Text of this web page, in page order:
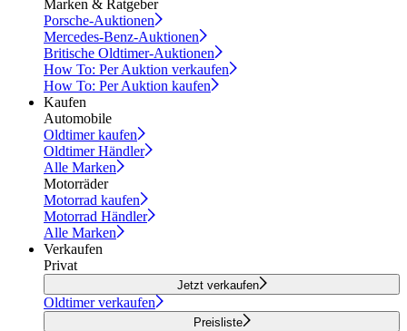
Marken & Ratgeber
Porsche-Auktionen
Mercedes-Benz-Auktionen
Britische Oldtimer-Auktionen
How To: Per Auktion verkaufen
How To: Per Auktion kaufen
Kaufen
Automobile
Oldtimer kaufen
Oldtimer Händler
Alle Marken
Motorräder
Motorrad kaufen
Motorrad Händler
Alle Marken
Verkaufen
Privat
Jetzt verkaufen
Oldtimer verkaufen
Preisliste